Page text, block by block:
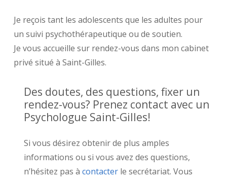
Je reçois tant les adolescents que les adultes pour
un suivi psychothérapeutique ou de soutien.
Je vous accueille sur rendez-vous dans mon cabinet
privé situé à Saint-Gilles.
Des doutes, des questions, fixer un
rendez-vous? Prenez contact avec un
Psychologue Saint-Gilles!
Si vous désirez obtenir de plus amples
informations ou si vous avez des questions,
n’hésitez pas àcontacter le secrétariat. Vous